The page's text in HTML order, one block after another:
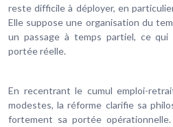
reste difficile à déployer, en
Elle suppose une organisation du
un passage à temps partiel, ce
portée réelle.
En recentrant le cumul emploi-
modestes, la réforme clarifie sa
fortement sa portée